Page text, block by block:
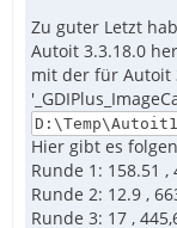
Zu guter Letzt
Autoit 3.3.18.0
mit der für Autoit
Hier gibt es
Runde 1: 158.51 ,
Runde 2: 12.9 ,
Runde 3: 17 ,